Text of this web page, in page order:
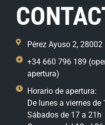
Pérez Ayuso 2,
+34 660 796 189
apertura)
Horario de apertura:
De lunes a viernes de
Sábados de 17 a 21h